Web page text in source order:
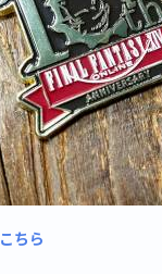
こちら